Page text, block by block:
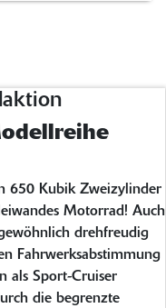
650 Kubik Zweizylinder
Motorrad! Auch
drehfreudig
Fahrwerksabstimmung
als Sport-Cruiser
die begrenzte